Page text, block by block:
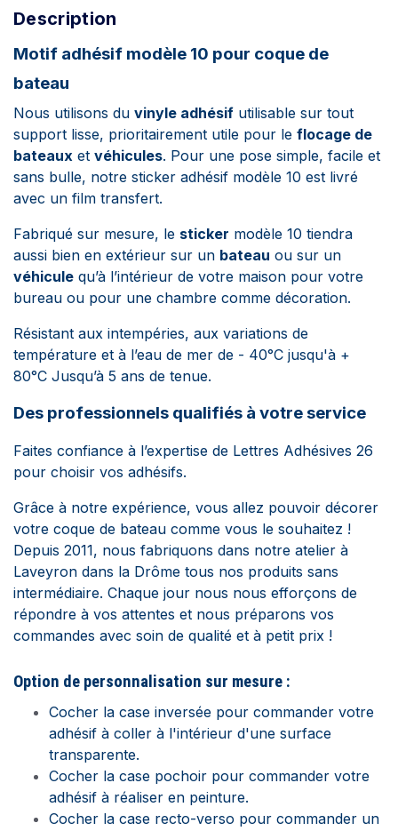
Description
Motif adhésif modèle 10 pour coque de
bateau
Nous utilisons du vinyle adhésif utilisable sur tout
support lisse, prioritairement utile pour le flocage de
bateaux et véhicules. Pour une pose simple, facile et
sans bulle, notre sticker adhésif modèle 10 est livré
avec un film transfert.
Fabriqué sur mesure, le sticker modèle 10 tiendra
aussi bien en extérieur sur un bateau ou sur un
véhicule qu’à l’intérieur de votre maison pour votre
bureau ou pour une chambre comme décoration.
Résistant aux intempéries, aux variations de
température et à l’eau de mer de - 40°C jusqu'à +
80°C Jusqu’à 5 ans de tenue.
Des professionnels qualifiés à votre service
Faites confiance à l’expertise de Lettres Adhésives 26
pour choisir vos adhésifs.
Grâce à notre expérience, vous allez pouvoir décorer
votre coque de bateau comme vous le souhaitez !
Depuis 2011, nous fabriquons dans notre atelier à
Laveyron dans la Drôme tous nos produits sans
intermédiaire. Chaque jour nous nous efforçons de
répondre à vos attentes et nous préparons vos
commandes avec soin de qualité et à petit prix !
Option de personnalisation sur mesure :
Cocher la case inversée pour commander votre
adhésif à coller à l'intérieur d'une surface
transparente.
Cocher la case pochoir pour commander votre
adhésif à réaliser en peinture.
Cocher la case recto-verso pour commander un